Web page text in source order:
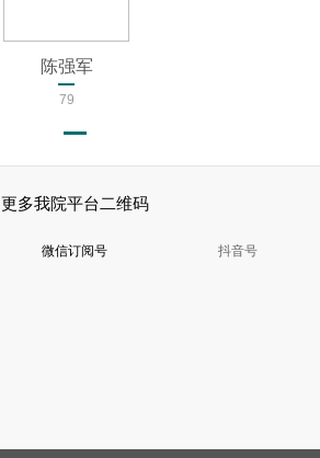
陈强军
79
更多我院平台二维码
微信订阅号 抖音号